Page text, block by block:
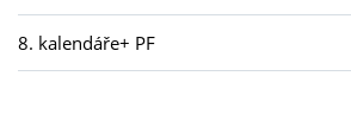
8. kalendáře+ PF